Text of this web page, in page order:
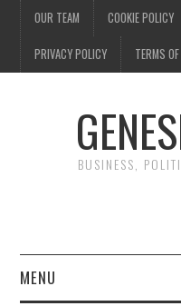
OUR TEAM COOKIE POLICY
PRIVACY POLICY TERMS
BUSINESS,
MENU